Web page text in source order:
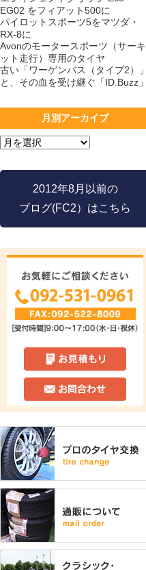
EG02 をフィアット500に
パイロットスポーツ5をマツダ・
RX-8に
Avonのモータースポーツ（サーキ
ット走行）専用のタイヤ
古い「ワーゲンバス（タイプ2）」
と、その血を受け継ぐ「ID.Buzz」
月別アーカイブ
2012年8月以前の
ブログ(FC2）はこちら